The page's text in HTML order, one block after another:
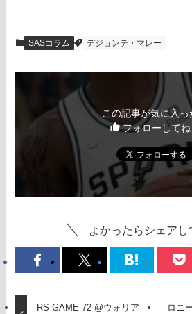
SASコラム デジョンテ・マレー
この記事が気に入っ
フォローしてね
よかったらシェアし
RS GAME 72 @ウォリア
ロニ